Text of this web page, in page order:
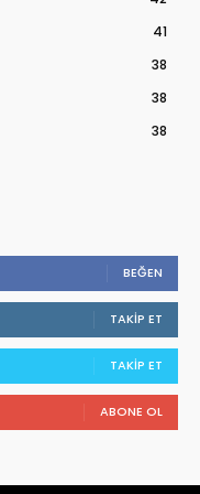
41
38
38
38
BEĞEN
TAKIP ET
TAKIP ET
ABONE OL